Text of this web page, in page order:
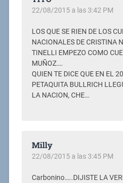
22/08/2015 a las 3:42 PM
LOS QUE SE RIEN DE LOS
NACIONALES DE CRISTINA
TINELLI EMPEZO COMO
MUÑOZ….
QUIEN TE DICE QUE EN EL
PETAQUITA BULLRICH
LA NACION, CHE…
Milly
22/08/2015 a las 3:45 PM
Carbonino…..DIJISTE LA